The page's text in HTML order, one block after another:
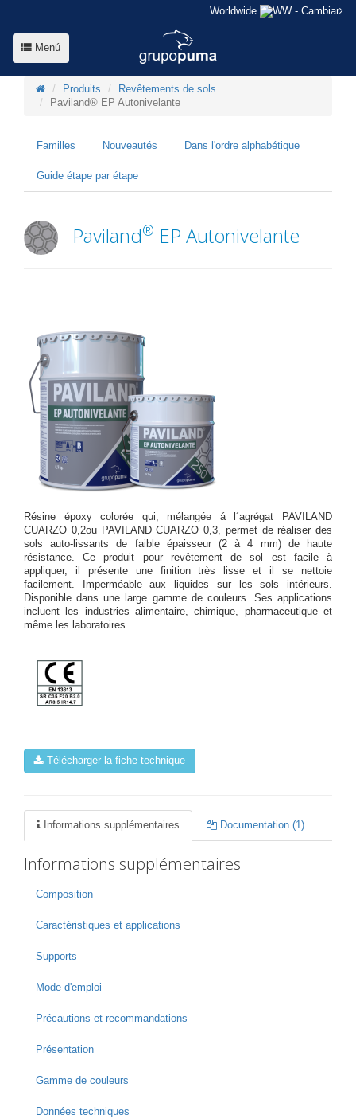
Worldwide - Cambiar
Menú
Produits
Revêtements de sols
Paviland® EP Autonivelante
Familles Nouveautés Dans l'ordre alphabétique
Guide étape par étape
Paviland® EP Autonivelante
Résine époxy colorée qui, mélangée á l´agrégat PAVILAND
CUARZO 0,2ou PAVILAND CUARZO 0,3, permet de réaliser des
sols auto-lissants de faible épaisseur (2 à 4 mm) de haute
résistance. Ce produit pour revêtement de sol est facile à
appliquer, il présente une finition très lisse et il se nettoie
facilement. Imperméable aux liquides sur les sols intérieurs.
Disponible dans une large gamme de couleurs. Ses applications
incluent les industries alimentaire, chimique, pharmaceutique et
même les laboratoires.
Télécharger la fiche technique
Informations supplémentaires Documentation (1)
Informations supplémentaires
Composition
Caractéristiques et applications
Supports
Mode d'emploi
Précautions et recommandations
Présentation
Gamme de couleurs
Données techniques